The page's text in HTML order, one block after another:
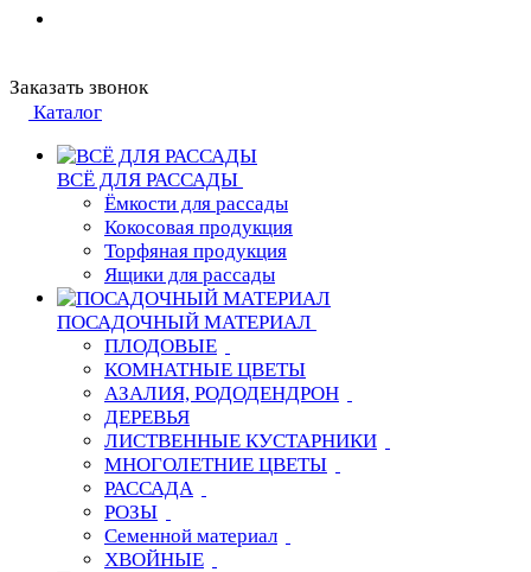
Заказать звонок
Каталог
ВСЁ ДЛЯ РАССАДЫ
Ёмкости для рассады
Кокосовая продукция
Торфяная продукция
Ящики для рассады
ПОСАДОЧНЫЙ МАТЕРИАЛ
ПЛОДОВЫЕ
КОМНАТНЫЕ ЦВЕТЫ
АЗАЛИЯ, РОДОДЕНДРОН
ДЕРЕВЬЯ
ЛИСТВЕННЫЕ КУСТАРНИКИ
МНОГОЛЕТНИЕ ЦВЕТЫ
РАССАДА
РОЗЫ
Семенной материал
ХВОЙНЫЕ